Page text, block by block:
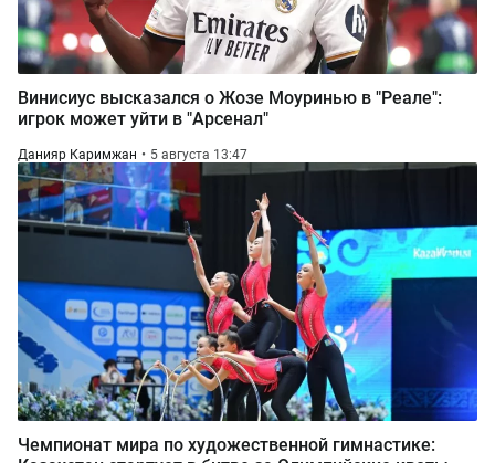
Винисиус высказался о Жозе Моуринью в "Реале":
игрок может уйти в "Арсенал"
Данияр Каримжан 5 августа 13:47
Чемпионат мира по художественной гимнастике: